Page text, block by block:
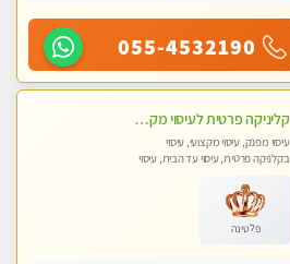
055-4532190
קליניקה פרטית לעיסוי מקצועי ואלטרנטיבי ברמה גבוהה VIP תתקשר ..... highly recommended..new in the city
עיסוי מפנק, עיסוי מקצועי, עיסוי
בקלניקה פרטית, עיסוי עד הבית, עיסוי
פלטינה